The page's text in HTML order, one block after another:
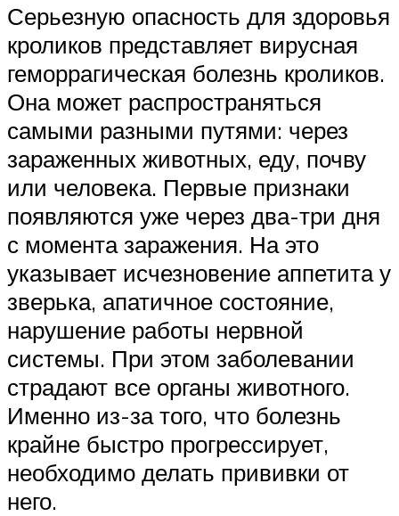
Серьезную опасность для здоровья
кроликов представляет вирусная
геморрагическая болезнь кроликов.
Она может распространяться
самыми разными путями: через
зараженных животных, еду, почву
или человека. Первые признаки
появляются уже через два-три дня
с момента заражения. На это
указывает исчезновение аппетита у
зверька, апатичное состояние,
нарушение работы нервной
системы. При этом заболевании
страдают все органы животного.
Именно из-за того, что болезнь
крайне быстро прогрессирует,
необходимо делать прививки от
него.